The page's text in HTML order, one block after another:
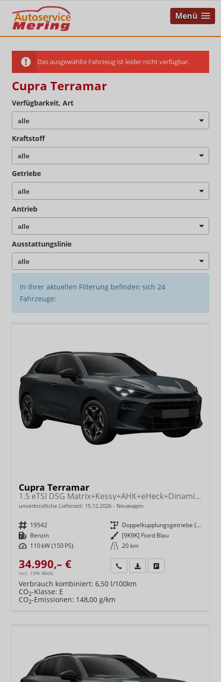
Menü
Das ausgewählte Fahrzeug ist leider nicht verfügbar.
Cupra Terramar
Verfügbarkeit, Art
Kraftstoff
Getriebe
Antrieb
Ausstattungslinie
In Ihrer aktuellen Filterung befinden sich 24
Fahrzeuge:
Cupra Terramar
1.5 eTSI DSG Matrix+Kessy+AHK+eHeck+Dinamica+CarPlay+eHeck+GV5
unverbindliche Lieferzeit: 15.12.2026 Neuwagen
Fahrzeugnr. 19542 Getriebe
Doppelkupplungsgetriebe (DSG)
Kraftstoff Benzin Außenfarbe [9K9K] Fiord Blau
Leistung 110 kW (150 PS) Kilometerstand 20 km
34.990,– €
incl. 19% MwSt.
Wir rufen Sie anFahrzeugexposé (PDF)
Verbrauch kombiniert: 6,50 l/100km
CO2-Klasse: E
CO2-Emissionen: 148,00 g/km